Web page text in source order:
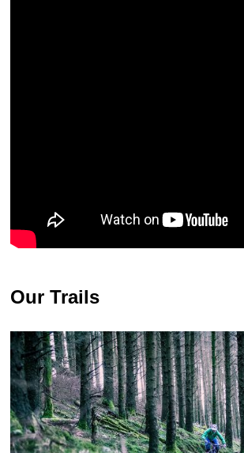
Our Trails